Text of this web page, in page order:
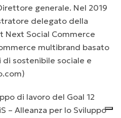
generale. Nel 2019
delegato della
Next Social Commerce
multibrand basato
sostenibile sociale e
di lavoro del Goal 12
– Alleanza per lo Sviluppo